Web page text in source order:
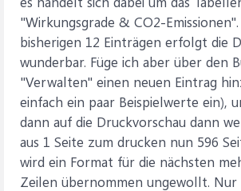
"Wirkungsgrade & CO2-
bisherigen 12 Einträgen erfolgt die
wunderbar. Füge ich aber über den
"Verwalten" einen neuen Eintrag
einfach ein paar Beispielwerte ein),
dann auf die Druckvorschau dann
aus 1 Seite zum drucken nun 596
wird ein Format für die nächsten
Zeilen übernommen ungewollt.